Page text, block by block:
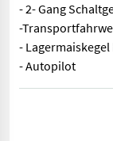
- 2- Gang
-
- Lagermaiskegel
- Autopilot
- 2- Gang